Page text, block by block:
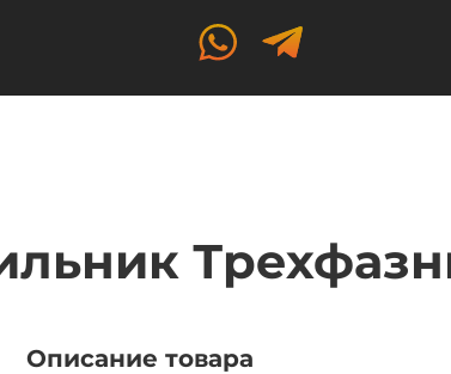
Описание товара